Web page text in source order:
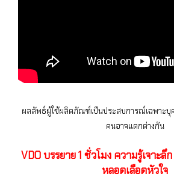
ผลลัพธ์ผู้ใช้ผลิตภัณฑ์เป็นประสบการณ์เฉพาะ
คนอาจแตกต่างกัน
VDO บรรยาย 1 ชั่วโมง ความรู้เจาะลึ
หลอดเลือดหัวใจ